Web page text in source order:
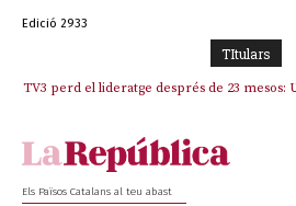
Edició 2933
TItulars
TV3 perd el lideratge després de 23 mesos:
Els Països Catalans al teu abast